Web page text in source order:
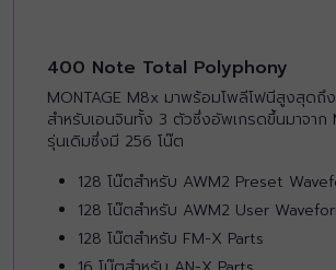
400 Note Total Polyphony
MONTAGE M8x มาพร้อมโพลีโฟนีสูงสุดถึ
สำหรับเอนจินทั้ง 3 ตัวซึ่งอัพเกรดขึ้นมาจาก
รุ่นเดิมซึ่งมี 256 โน๊ต
128 โน๊ตสำหรับ AWM2 Preset
128 โน๊ตสำหรับ AWM2 User
128 โน๊ตสำหรับ FM-X Parts